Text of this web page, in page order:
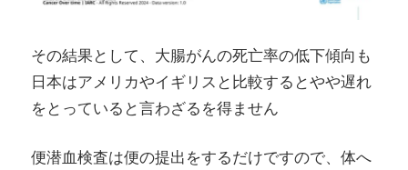
その結果として、大腸がんの死亡率の低下傾向も
日本はアメリカやイギリスと比較するとやや遅れ
をとっていると言わざるを得ません
便潜血検査は便の提出をするだけですので、体へ